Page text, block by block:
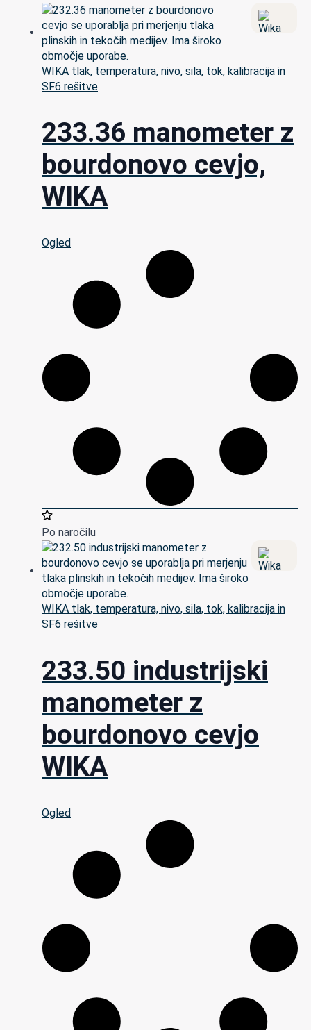
WIKA tlak, temperatura, nivo, sila, tok, kalibracija in
SF6 rešitve
233.36 manometer z
bourdonovo cevjo,
WIKA
Ogled
Po naročilu
WIKA tlak, temperatura, nivo, sila, tok, kalibracija in
SF6 rešitve
233.50 industrijski
manometer z
bourdonovo cevjo
WIKA
Ogled